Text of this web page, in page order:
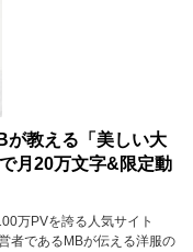
が教える「美しい大
月20万文字&限定動
万PVを誇る人気サイト
者であるMBが伝える洋服の
6月
9月